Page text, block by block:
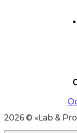
2026 © « Lab &